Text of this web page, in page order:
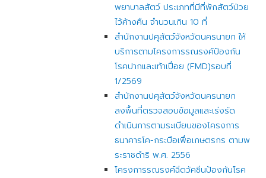
พยาบาลสัตว์ ประเภทที่มีที่พักสัตว์ป่วย
ไว้ค้างคืน จำนวนเกิน 10 ที่
สำนักงานปศุสัตว์จังหวัดนครนายก ให้
บริการตามโครงการรณรงค์ป้องกัน
โรคปากและเท้าเปื่อย (FMD)รอบที่
1/2569
สำนักงานปศุสัตว์จังหวัดนครนายก
ลงพื้นที่ตรวจสอบข้อมูลและเร่งรัด
ดำเนินการตามระเบียบของโครงการ
ธนาคารโค-กระบือเพื่อเกษตรกร ตามพ
ระราชดำริ พ.ศ. 2556
โครงการรณรงค์ฉีดวัคซีนป้องกันโรค